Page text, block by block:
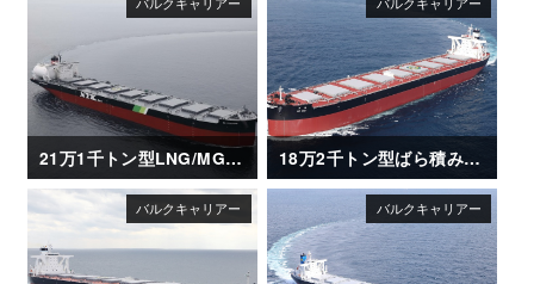
21万1千トン型LNG/MGO 二元燃料ばら積み運搬船「SG SUNRISE」 18万2千トン型ばら積み運搬船「BO MAY」